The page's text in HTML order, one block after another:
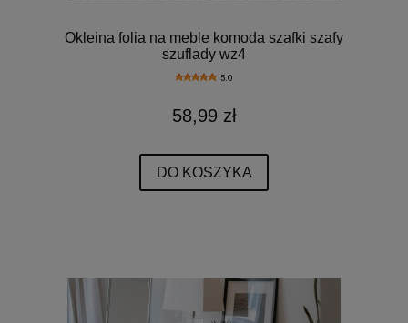
Okleina folia na meble komoda szafki szafy
szuflady wz4
5.0
58,99 zł
DO KOSZYKA